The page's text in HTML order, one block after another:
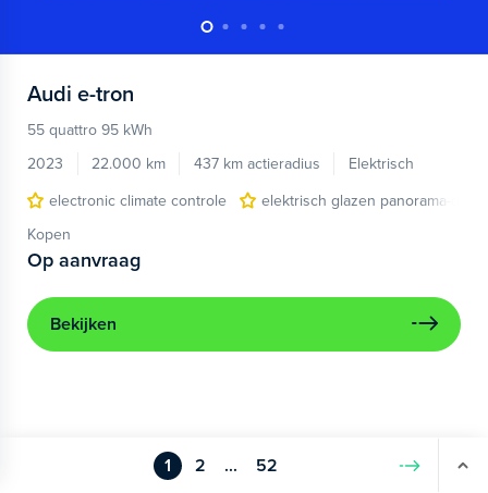
Audi e-tron
55 quattro 95 kWh
2023
22.000 km 437 km actieradius
Elektrisch
electronic climate controle
elektrisch glazen panorama-dak
Kopen
Op aanvraag
Bekijken
1 2 ... 52 Volgende